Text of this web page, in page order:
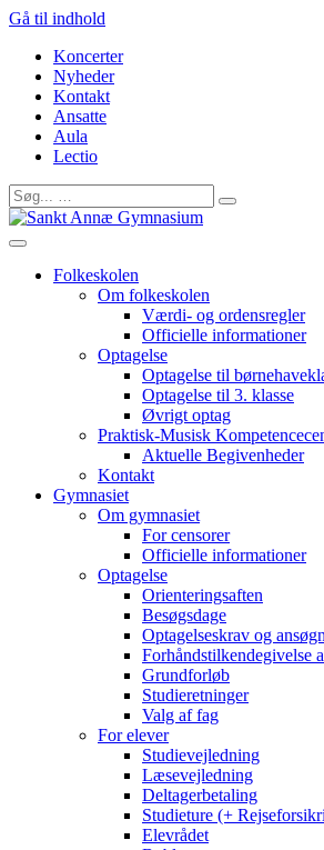
Gå til indhold
Koncerter
Nyheder
Kontakt
Ansatte
Aula
Lectio
Folkeskolen
Om folkeskolen
Værdi- og ordensregler
Officielle informationer
Optagelse
Optagelse til
Optagelse til 3. klasse
Øvrigt optag
Praktisk-Musisk
Aktuelle Begivenheder
Kontakt
Gymnasiet
Om gymnasiet
For censorer
Officielle informationer
Optagelse
Orienteringsaften
Besøgsdage
Optagelseskrav og
Forhåndstilkendegivelse
Grundforløb
Studieretninger
Valg af fag
For elever
Studievejledning
Læsevejledning
Deltagerbetaling
Studieture (+
Elevrådet